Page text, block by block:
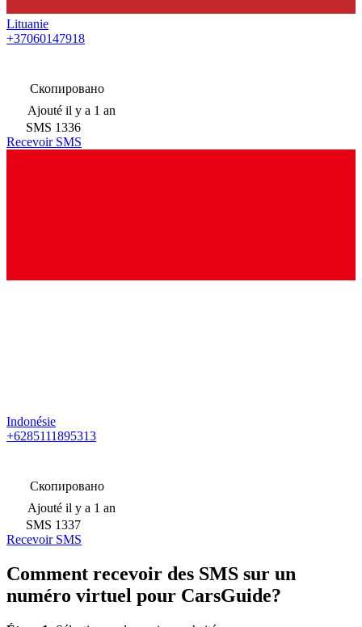
Lituanie
+37060147918
Скопировано
Ajouté il y a 1 an
SMS 1336
Recevoir SMS
Indonésie
+6285111895313
Скопировано
Ajouté il y a 1 an
SMS 1337
Recevoir SMS
Comment recevoir des SMS sur un
numéro virtuel pour CarsGuide?